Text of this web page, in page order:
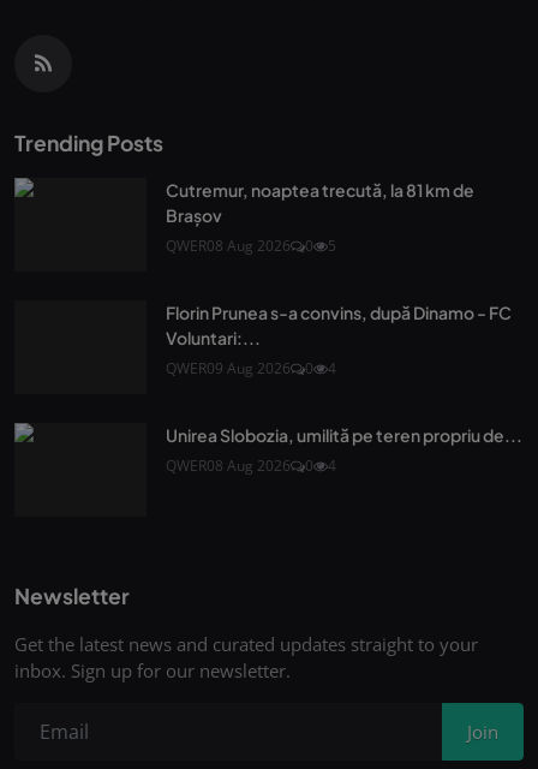
Trending Posts
Cutremur, noaptea trecută, la 81 km de
Brașov
QWER08 Aug 2026 0 5
Florin Prunea s-a convins, după Dinamo - FC
Voluntari:...
QWER09 Aug 2026 0 4
Unirea Slobozia, umilită pe teren propriu de...
QWER08 Aug 2026 0 4
Newsletter
Get the latest news and curated updates straight to your
inbox. Sign up for our newsletter.
Join